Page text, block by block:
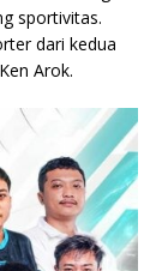
sportivitas.
dari kedua
Arok.